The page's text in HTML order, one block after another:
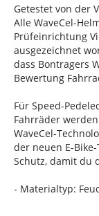
Getestet von der
Alle WaveCel-
Prüfeinrichtung
ausgezeichnet
dass Bontragers
Bewertung
Für Speed-
Fahrräder
WaveCel-
der neuen E-
Schutz, damit du
- Materialtyp: